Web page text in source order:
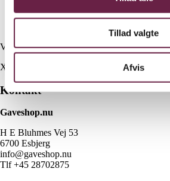
Tillad valgte
Afvis
Tallerkenlåg Ø16 cm
Vejl. pris kr. 2310,-
X
Kontakt
Gaveshop.nu
H E Bluhmes Vej 53
6700 Esbjerg
info@gaveshop.nu
Tlf +45 28702875